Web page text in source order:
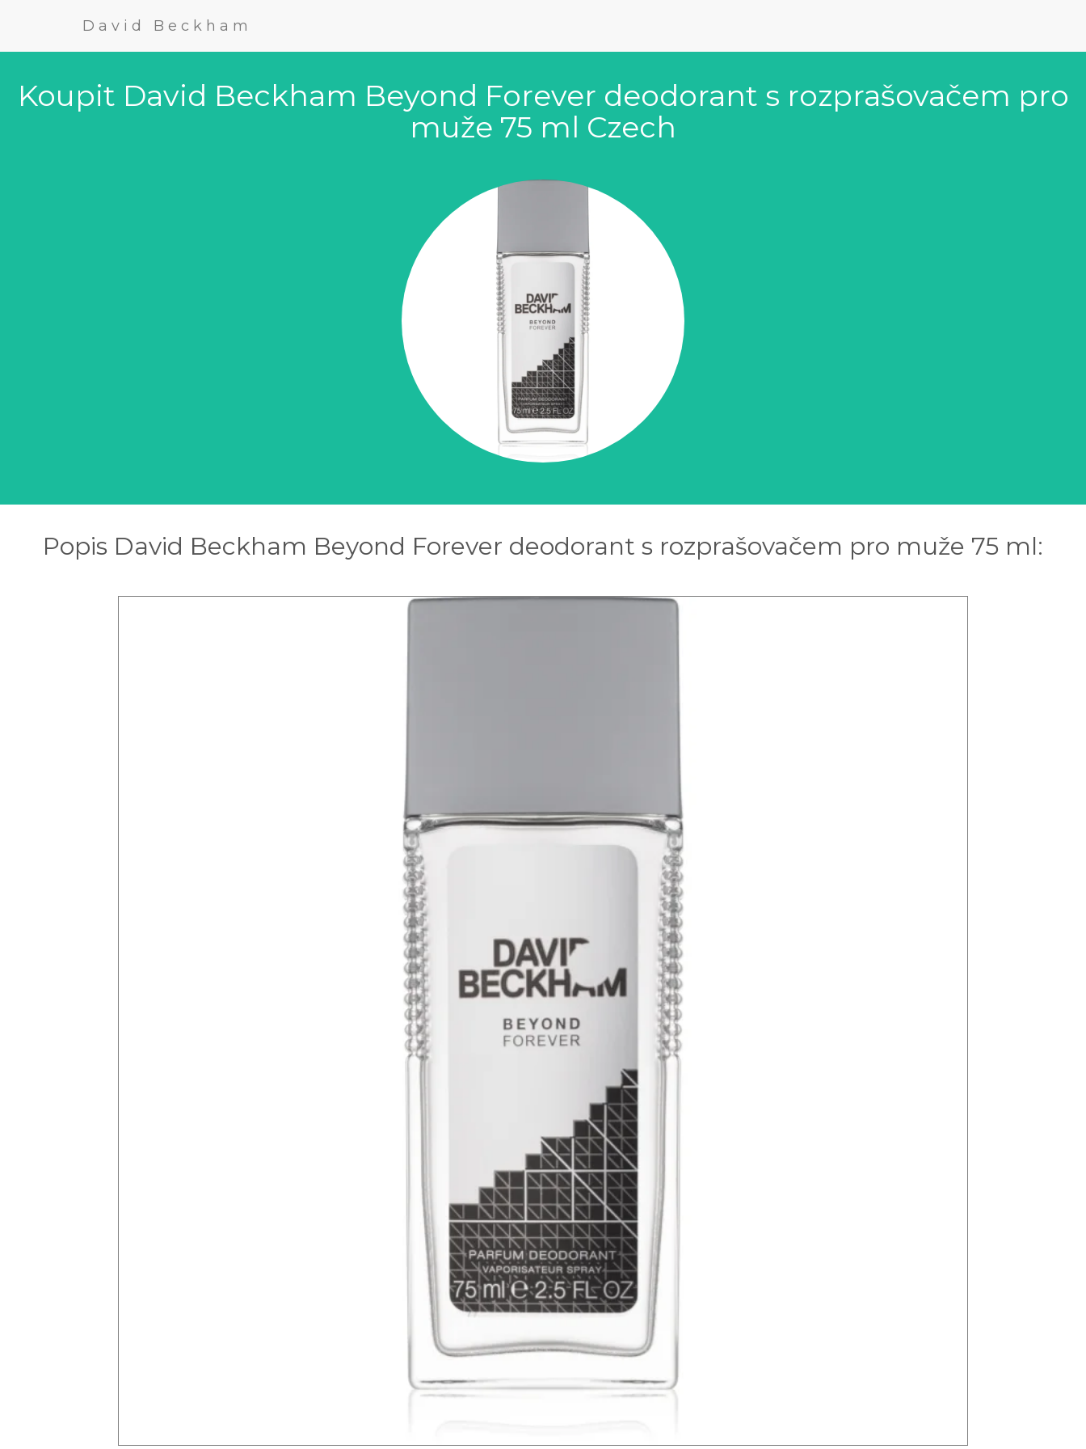
David Beckham
Koupit David Beckham Beyond Forever deodorant s rozprašovačem pro
muže 75 ml Czech
Popis David Beckham Beyond Forever deodorant s rozprašovačem pro muže 75 ml: